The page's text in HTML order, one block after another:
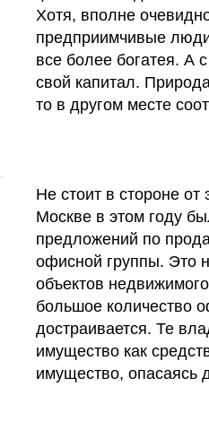
Хотя, вполне
предприимчивые
все более богатея. А
свой капитал.
то в другом месте
Не стоит в стороне
Москве в этом году
предложений по
офисной группы. Это
объектов
большое количество
достраивается. Те
имущество как
имущество, опасаясь